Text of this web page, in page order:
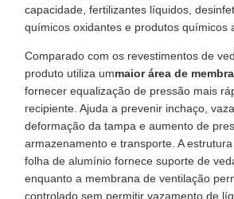
capacidade, fertilizantes líquidos,
químicos oxidantes e produtos químicos
Comparado com os revestimentos de
produto utiliza ummaior área de
fornecer equalização de pressão mais
recipiente. Ajuda a prevenir inchaço,
deformação da tampa e aumento de
armazenamento e transporte. A
folha de alumínio fornece suporte de
enquanto a membrana de ventilação
controlado sem permitir vazamento de